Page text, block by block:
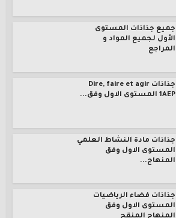
جميع جذاذات المستوى
الأول لجميع المواد و
المراجع
جذاذات Dire, faire et agir
1AEP المستوى الاول وفق...
جذاذات مادة النشاط العلمي
المستوى الاول وفق
المنهاج...
جذاذات فضاء الرياضيات
المستوى الاول وفق